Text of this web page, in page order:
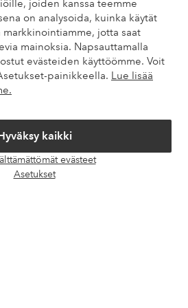
joiden kanssa teemme
on analysoida, kuinka käytät
markkinointiamme, jotta saat
mainoksia. Napsauttamalla
evästeiden käyttöömme. Voit
painikkeella. Lue lisää
kaikki
evästeet
Asetukset
Tilaukset Maksutavat